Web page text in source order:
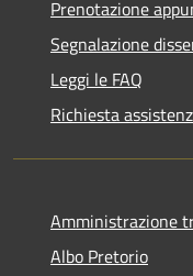
Prenotazione
Segnalazione
Leggi le FAQ
Richiesta
Amministrazione
Albo Pretorio